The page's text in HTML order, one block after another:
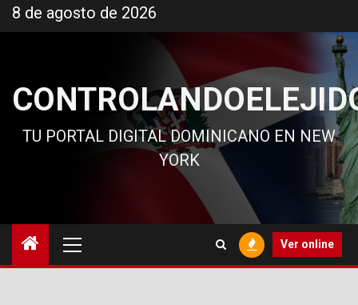
al
8 de agosto de 2026
TU PORTAL DIGITAL DOMINICANO EN NEW
YORK
principal
Ver online